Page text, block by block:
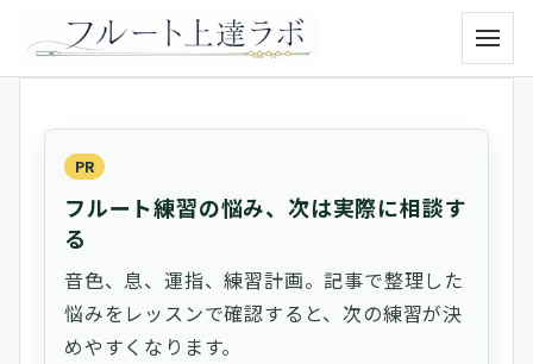
メニ
PR
フルート練習の悩み、次は実際に相談す
る
音色、息、運指、練習計画。記事で整理した
悩みをレッスンで確認すると、次の練習が決
めやすくなります。